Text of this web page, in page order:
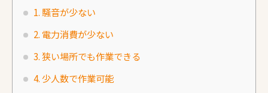
1. 騒音が少ない
2. 電力消費が少ない
3. 狭い場所でも作業できる
4. 少人数で作業可能